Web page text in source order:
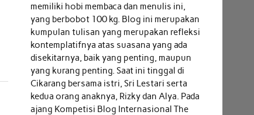
memiliki hobi membaca dan menulis ini,
yang berbobot 100 kg. Blog ini merupakan
kumpulan tulisan yang merupakan refleksi
kontemplatifnya atas suasana yang ada
disekitarnya, baik yang penting, maupun
yang kurang penting. Saat ini tinggal di
Cikarang bersama istri, Sri Lestari serta
kedua orang anaknya, Rizky dan Alya. Pada
ajang Kompetisi Blog Internasional The